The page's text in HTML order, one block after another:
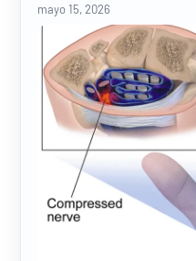
mayo 15, 2026